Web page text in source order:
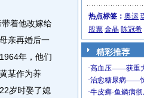
着他改嫁给
亲再婚后一
年，他们
某作为养
岁时娶了媳
热点标签： 奥运
股票 金晶 陈冠希
精彩推荐